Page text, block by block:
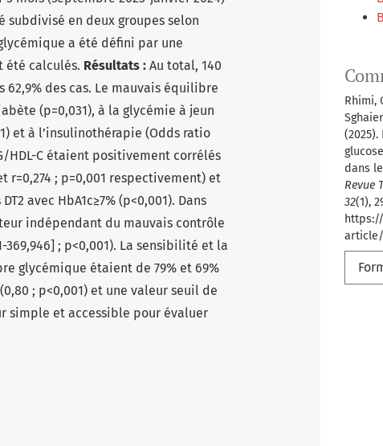
Rhimi,
dans
Revue
32(1),
subdivisé en deux groupes selon
a été défini par une
été calculés. Résultats : Au total, 140
62,9% des cas. Le mauvais équilibre
(p=0,031), à la glycémie à jeun
et à l’insulinothérapie (Odds ratio
HDL-C étaient positivement corrélés
r=0,274 ; p=0,001 respectivement) et
avec HbA1c≥7% (p<0,001). Dans
indépendant du mauvais contrôle
369,946] ; p<0,001). La sensibilité et la
glycémique étaient de 79% et 69%
; p<0,001) et une valeur seuil de
simple et accessible pour évaluer